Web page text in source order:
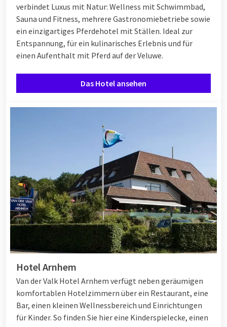
verbindet Luxus mit Natur: Wellness mit Schwimmbad,
Sauna und Fitness, mehrere Gastronomiebetriebe sowie
ein einzigartiges Pferdehotel mit Ställen. Ideal zur
Entspannung, für ein kulinarisches Erlebnis und für
einen Aufenthalt mit Pferd auf der Veluwe.
Das Hotel ansehen
Hotel Arnhem
Van der Valk Hotel Arnhem verfügt neben geräumigen
komfortablen Hotelzimmern über ein Restaurant, eine
Bar, einen kleinen Wellnessbereich und Einrichtungen
für Kinder. So finden Sie hier eine Kinderspielecke, einen